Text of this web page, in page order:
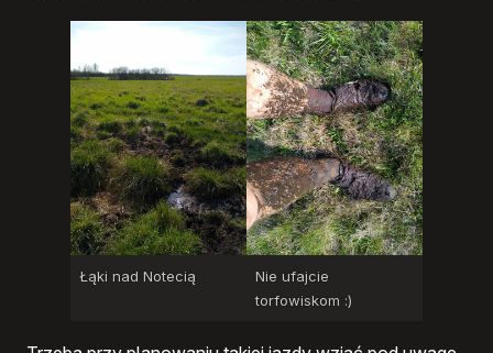
Łąki nad Notecią
Nie ufajcie
torfowiskom :)